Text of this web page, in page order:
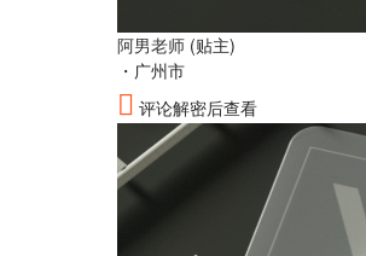
阿男老师 (贴主)
・ 广州市
评论解密后查看